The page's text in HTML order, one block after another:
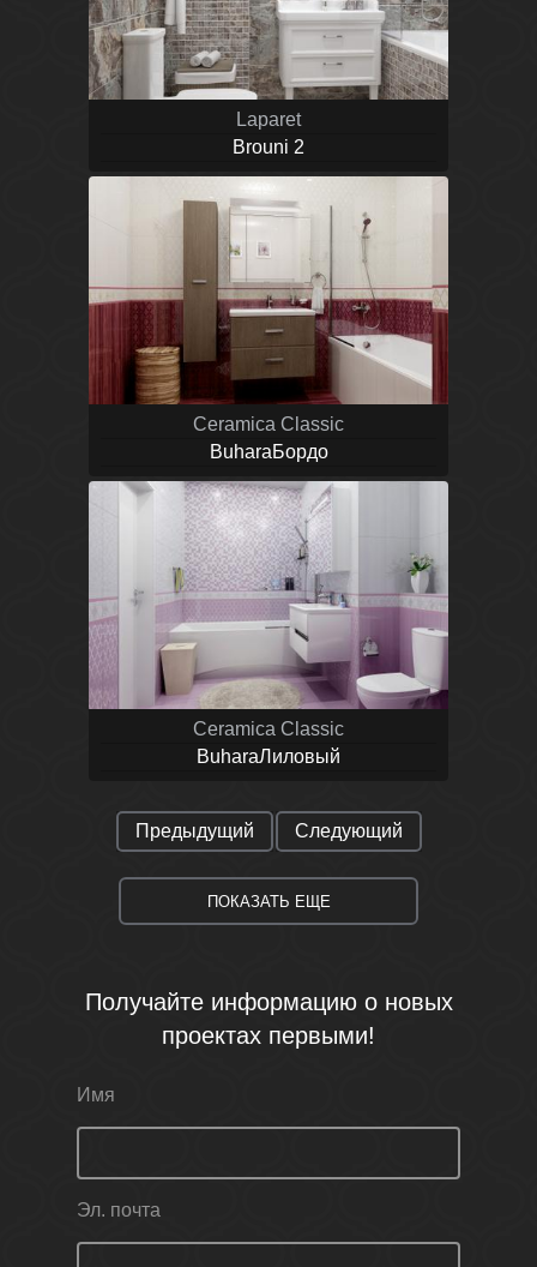
Laparet
Brouni 2
Ceramica Classic
BuharaБордо
Ceramica Classic
BuharaЛиловый
Предыдущий Следующий
ПОКАЗАТЬ ЕЩЕ
Получайте информацию о новых
проектах первыми!
Имя
Эл. почта